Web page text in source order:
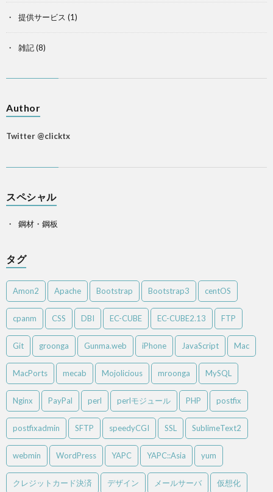
提供サービス (1)
雑記(8)
Author
Twitter @clicktx
スペシャル
鋼材・鋼板
タグ
Amon2 Apache Bootstrap Bootstrap3 centOS
cpanm CSS DBI EC-CUBE EC-CUBE2.13 FTP
Git groonga Gunma.web iPhone JavaScript Mac
MacPorts mecab Mojolicious mroonga MySQL
Nginx PayPal perl perlモジュール PHP postfix
postfixadmin SFTP speedyCGI SSL SublimeText2
webmin WordPress YAPC YAPC::Asia yum
クレジットカード決済 デザイン メールサーバ 仮想化